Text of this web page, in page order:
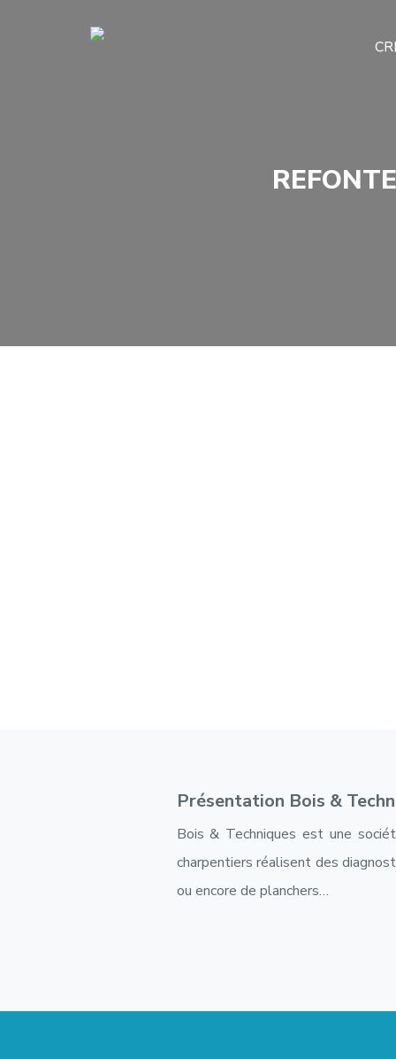
Présentation Bois &
Bois & Techniques est une
charpentiers réalisent des
ou encore de planchers…